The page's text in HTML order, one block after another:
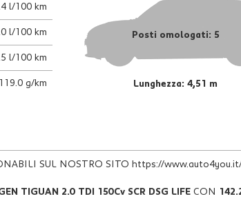
l/100 km
l/100 km
l/100 km
119.0 g/km
Posti omologati: 5
Lunghezza: 4,51 m
SUL NOSTRO SITO https://
TIGUAN 2.0 TDI 150Cv SCR DSG LIFE CON
dell'esperienza utente